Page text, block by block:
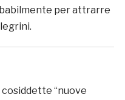
per attrarre
“nuove